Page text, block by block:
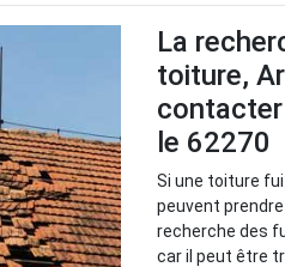
La
toiture,
le 62270
Si une toiture
peuvent
recherche des
car il peut être